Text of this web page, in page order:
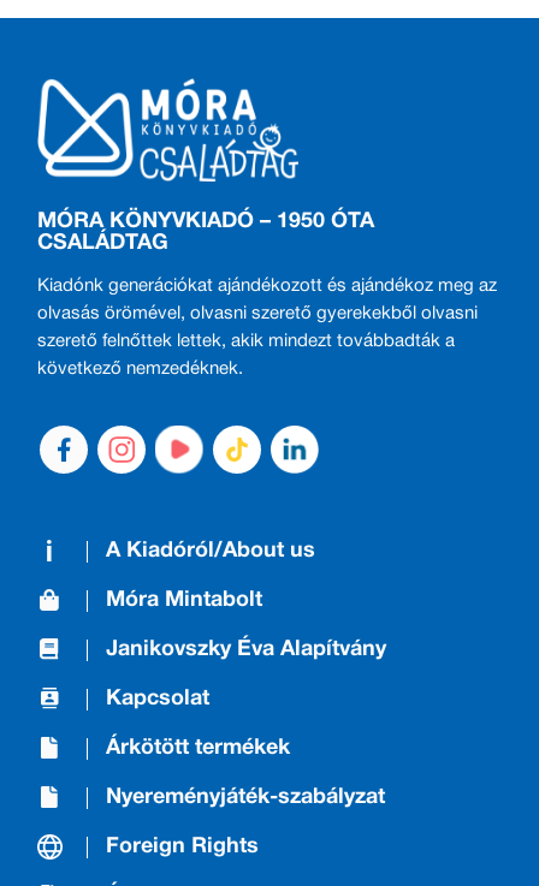
MÓRA KÖNYVKIADÓ – 1950 ÓTA
CSALÁDTAG
Kiadónk generációkat ajándékozott és ajándékoz meg az
olvasás örömével, olvasni szerető gyerekekből olvasni
szerető felnőttek lettek, akik mindezt továbbadták a
következő nemzedéknek.
A Kiadóról/About us
Móra Mintabolt
Janikovszky Éva Alapítvány
Kapcsolat
Árkötött termékek
Nyereményjáték-szabályzat
Foreign Rights